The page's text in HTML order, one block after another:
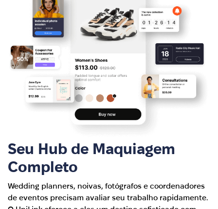
Seu Hub de Maquiagem
Completo
Wedding planners, noivas, fotógrafos e coordenadores
de eventos precisam avaliar seu trabalho rapidamente.